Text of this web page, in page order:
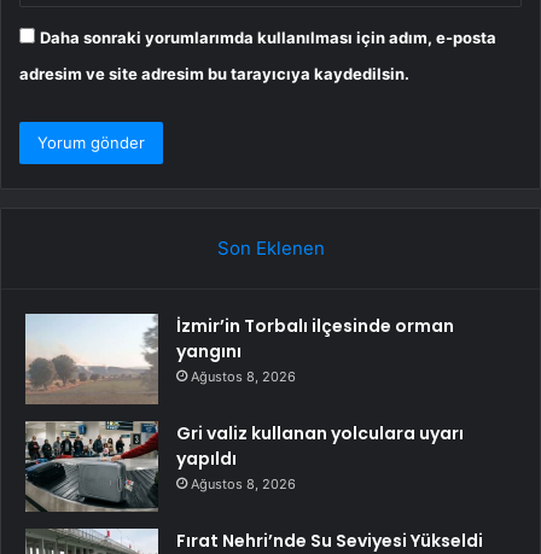
Daha sonraki yorumlarımda kullanılması için adım, e-posta
adresim ve site adresim bu tarayıcıya kaydedilsin.
Son Eklenen
İzmir’in Torbalı ilçesinde orman
yangını
Ağustos 8, 2026
Gri valiz kullanan yolculara uyarı
yapıldı
Ağustos 8, 2026
Fırat Nehri’nde Su Seviyesi Yükseldi